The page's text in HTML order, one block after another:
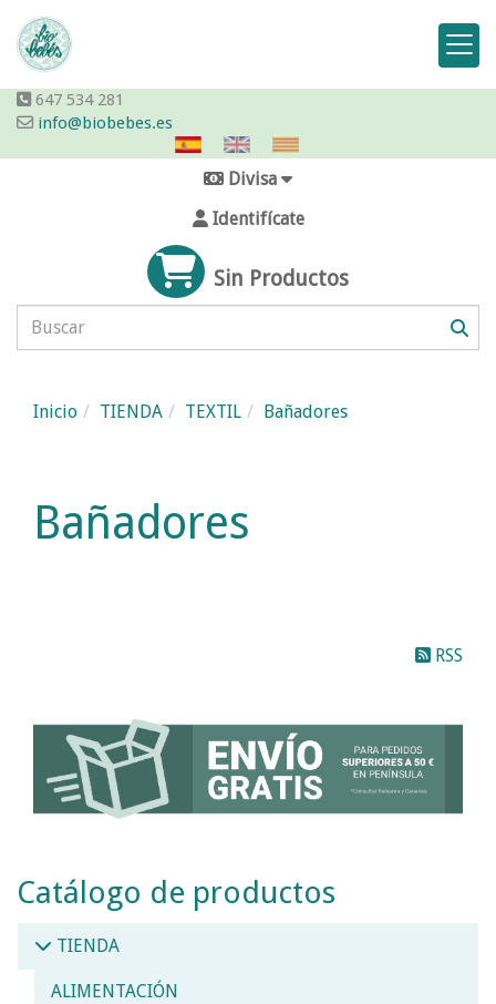
647 534 281
info@biobebes.es
Divisa
Identifícate
Sin Productos
Inicio TIENDA TEXTIL Bañadores
Bañadores
RSS
Catálogo de productos
TIENDA
ALIMENTACIÓN